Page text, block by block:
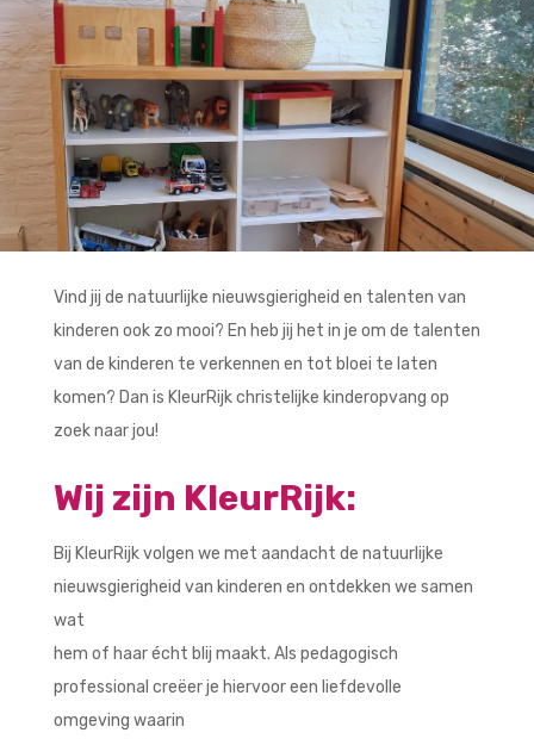
Vind jij de natuurlijke nieuwsgierigheid en talenten van
kinderen ook zo mooi? En heb jij het in je om de talenten
van de kinderen te verkennen en tot bloei te laten
komen? Dan is KleurRijk christelijke kinderopvang op
zoek naar jou!
Wij zijn KleurRijk:
Bij KleurRijk volgen we met aandacht de natuurlijke
nieuwsgierigheid van kinderen en ontdekken we samen
wat
hem of haar écht blij maakt. Als pedagogisch
professional creëer je hiervoor een liefdevolle
omgeving waarin